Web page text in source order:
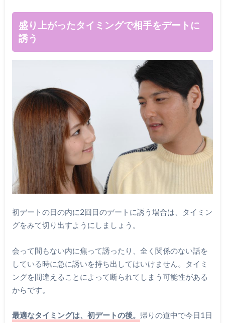
盛り上がったタイミングで相手をデートに
誘う
初デートの日の内に2回目のデートに誘う場合は、タイミン
グをみて切り出すようにしましょう。
会って間もない内に焦って誘ったり、全く関係のない話を
している時に急に誘いを持ち出してはいけません。タイミ
ングを間違えることによって断られてしまう可能性がある
からです。
最適なタイミングは、初デートの後。 帰りの道中で今日1日